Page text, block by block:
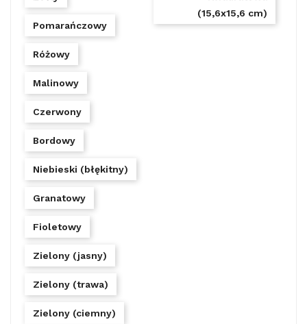
Pomarańczowy
Różowy
Malinowy
Czerwony
Bordowy
Niebieski (błękitny)
Granatowy
Fioletowy
Zielony (jasny)
Zielony (trawa)
Zielony (ciemny)
(15,6x15,6 cm)